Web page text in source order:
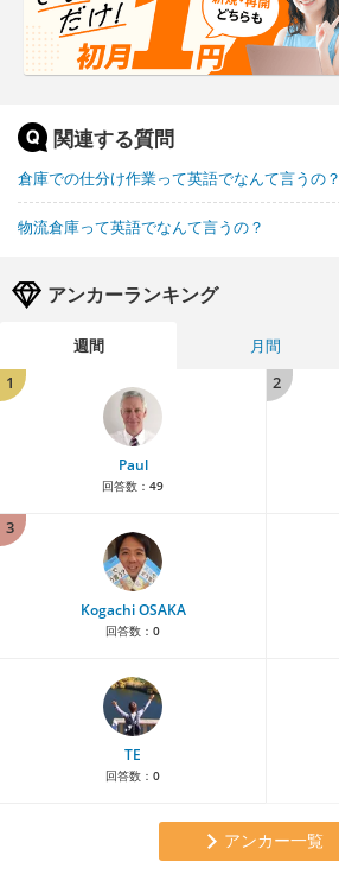
関連する質問
倉庫での仕分け作業って英語でなんて言うの？
物流倉庫って英語でなんて言うの？
アンカーランキング
週間 月間
1
Paul
回答数： 49
2
3
Kogachi OSAKA
回答数： 0
TE
回答数： 0
アンカー一覧